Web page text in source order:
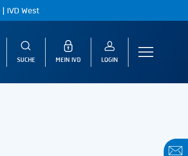
| IVD West
SUCHE MEIN IVD LOGIN
Menu